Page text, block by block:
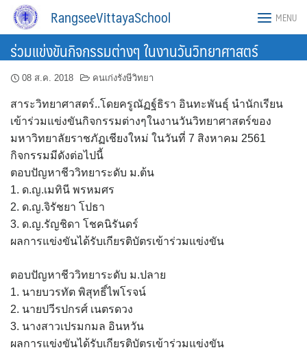
Skip
content
RangseeVittayaSchool MENU
ร่วมแข่งขันกิจกรรมต่างๆ ในงานวันวิทยาศาสตร์
08 ส.ค. 2018 คนเก่งรังษีวิทยา
สาระวิทยาศาสตร์..โดยครูณัฏฐ์ธิรา อินทะพันธุ์ นำนักเรียน
เข้าร่วมแข่งขันกิจกรรมต่างๆในงานวันวิทยาศาสตร์ของ
มหาวิทยาลัยราชภัฏเชียงใหม่ ในวันที่ 7 สิงหาคม 2561
กิจกรรมมีดังต่อไปนี้
ตอบปัญหาชีววิทยาระดับ ม.ต้น
1. ด.ญ.เมทินี พรหมศร
2. ด.ญ.จิรัชยา โปธา
3. ด.ญ.รัญชิดา โชคนิรันดร์
ผลการแข่งขันได้รับเกียรติบัตรเข้าร่วมแข่งขัน
ตอบปัญหาชีววิทยาระดับ ม.ปลาย
1. นายบวรทัต พิสุทธิ์ไพโรจน์
2. นายปวีรปกรศ์ เนตรดวง
3. นางสาวเปรมกมล อินหวัน
ผลการแข่งขันได้รับเกียรติบัตรเข้าร่วมแข่งขัน